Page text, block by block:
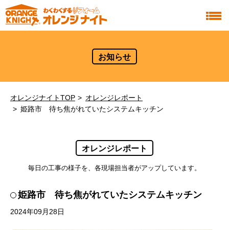
お知らせ
オレンジナイトTOP
オレンジレポート
姫路市 待ち焦がれていたシステムキッチン
オレンジレポート
毎日の工事の様子を、各現場担当者がアップしています。
姫路市 待ち焦がれていたシステムキッチン
2024年09月28日